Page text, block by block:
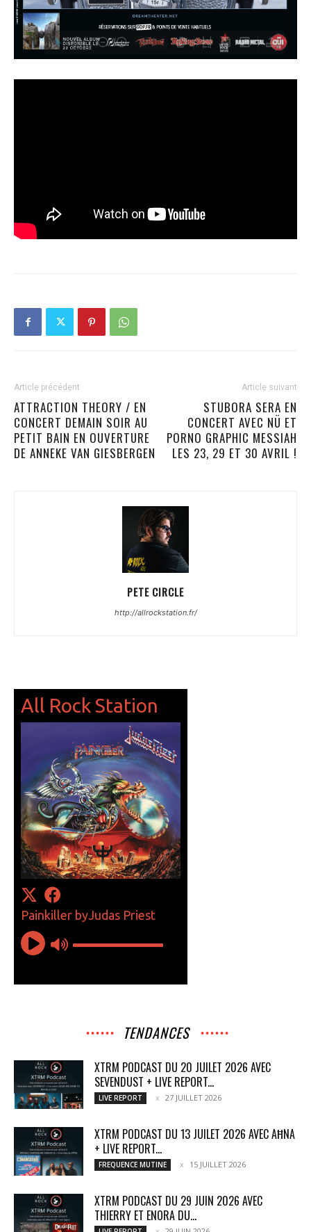
Article précédent
ATTRACTION THEORY / EN
CONCERT DEMAIN SOIR AU
PETIT BAIN EN OUVERTURE
DE ANNEKE VAN GIESBERGEN
Article suivant
STUBORA SERA EN
CONCERT AVEC NÜ ET
PORNO GRAPHIC MESSIAH
LES 23, 29 ET 30 AVRIL !
PETE CIRCLE
http://allrockstation.fr/
TENDANCES
XTRM PODCAST DU 20 JUILET 2026 AVEC
SEVENDUST + LIVE REPORT...
LIVE REPORT 27 JUILLET 2026
XTRM PODCAST DU 13 JUILET 2026 AVEC AĦNA
+ LIVE REPORT...
FREQUENCE MUTINE 15 JUILLET 2026
XTRM PODCAST DU 29 JUIN 2026 AVEC
THIERRY ET ENORA DU...